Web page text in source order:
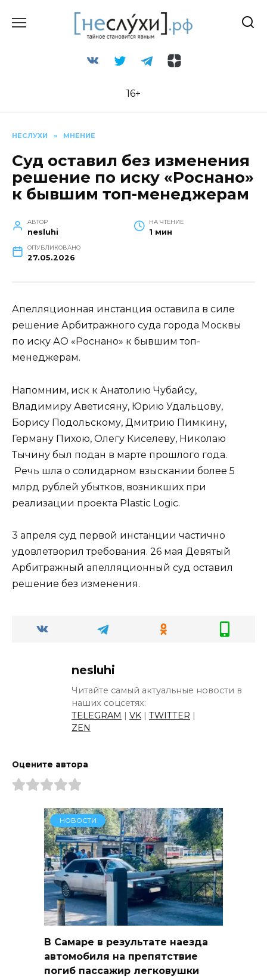
16+
НЕСЛУХИ » МНЕНИЕ
Суд оставил без изменения
решение по иску «Роснано»
к бывшим топ-менеджерам
АВТОР
nesluhi
НА ЧТЕНИЕ
1 мин
ОПУБЛИКОВАНО
27.05.2026
Апелляционная инстанция оставила в силе
решение Арбитражного суда города Москвы
по иску АО «Роснано» к бывшим топ-
менеджерам.
Напомним, иск к Анатолию Чубайсу,
Владимиру Аветисяну, Юрию Удальцову,
Борису Подольскому, Дмитрию Пимкину,
Герману Пихою, Олегу Киселеву, Николаю
Тычину был подан в марте прошлого года.
Речь шла о солидарном взыскании более 5
млрд рублей убытков, возникших при
реализации проекта Plastic Logic.
3 апреля суд первой инстанции частично
удовлетворил требования. 26 мая Девятый
Арбитражный апелляционный суд оставил
решение без изменения.
nesluhi
Читайте самый актуальные новости в
наших соцсетях:
TELEGRAM | VK | TWITTER |
ZEN
Оцените автора
НОВОСТИ
В Самаре в результате наезда
автомобиля на препятствие
погиб пассажир легковушки